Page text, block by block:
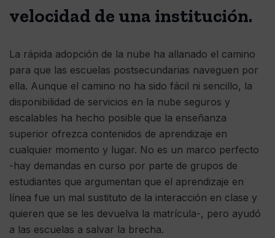
velocidad de una institución.
La rápida adopción de la nube ha allanado el camino
para que las escuelas postsecundarias naveguen por
ella. Aunque el camino no ha sido fácil ni sencillo, la
disponibilidad de servicios en la nube seguros y
escalables ha hecho posible que la enseñanza
superior ofrezca contenidos de aprendizaje en
cualquier momento y lugar. No es un marco perfecto
-hay demandas en curso por parte de grupos de
estudiantes que argumentan que el aprendizaje en
línea fue un mal sustituto de la interacción en clase y
quieren que se les devuelva la matrícula-, pero ayudó
a las escuelas a salvar la brecha.